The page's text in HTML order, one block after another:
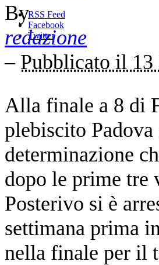
RSS Feed
Facebook
Twitter
By
redazione
– Pubblicato il
Alla finale a 8 di
plebiscito
determinazione
dopo le prime tre
Posterivo si è
settimana prima
nella finale per il